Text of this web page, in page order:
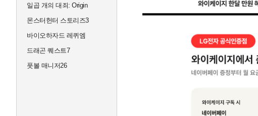
일곱 개의 대죄: Origin
몬스터헌터 스토리즈3
바이오하자드 레퀴엠
드래곤 퀘스트7
풋볼 매니저26